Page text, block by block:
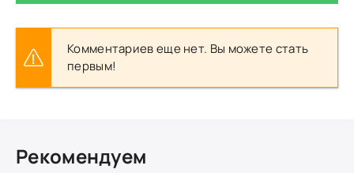
Комментариев еще нет. Вы можете стать
первым!
Рекомендуем